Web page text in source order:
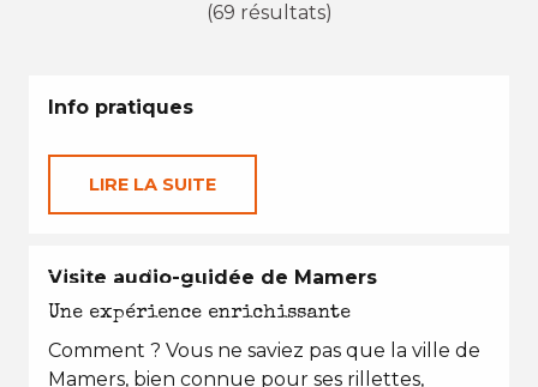
(69 résultats)
Info pratiques
LIRE LA SUITE
EN TOUTES SAISONS
Visite audio-guidée de Mamers
Une expérience enrichissante
Comment ? Vous ne saviez pas que la ville de
Mamers, bien connue pour ses rillettes,